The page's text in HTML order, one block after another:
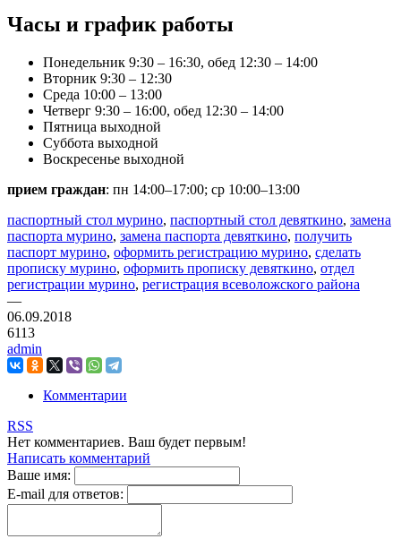
Часы и график работы
Понедельник 9:30 – 16:30, обед 12:30 – 14:00
Вторник 9:30 – 12:30
Среда 10:00 – 13:00
Четверг 9:30 – 16:00, обед 12:30 – 14:00
Пятница выходной
Суббота выходной
Воскресенье выходной
прием граждан: пн 14:00–17:00; ср 10:00–13:00
паспортный стол мурино, паспортный стол девяткино, замена
паспорта мурино, замена паспорта девяткино, получить
паспорт мурино, оформить регистрацию мурино, сделать
прописку мурино, оформить прописку девяткино, отдел
регистрации мурино, регистрация всеволожского района
—
06.09.2018
6113
admin
Комментарии
RSS
Нет комментариев. Ваш будет первым!
Написать комментарий
Ваше имя:
E-mail для ответов: